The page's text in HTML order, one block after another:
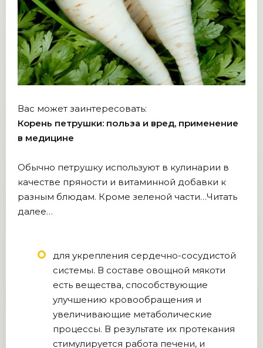
Вас может заинтересовать:
Корень петрушки: польза и вред, применение
в медицине
Обычно петрушку используют в кулинарии в
качестве пряности и витаминной добавки к
разным блюдам. Кроме зеленой части…Читать
далее…
для укрепления сердечно-сосудистой
системы. В составе овощной мякоти
есть вещества, способствующие
улучшению кровообращения и
увеличивающие метаболические
процессы. В результате их протекания
стимулируется работа печени, и